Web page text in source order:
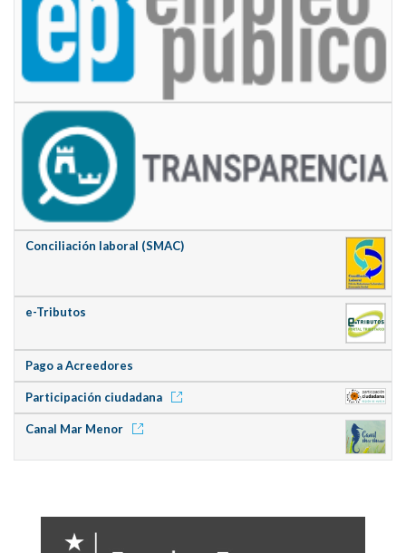
Conciliación laboral (SMAC)
e-Tributos
Pago a Acreedores
Participación ciudadana
Canal Mar Menor